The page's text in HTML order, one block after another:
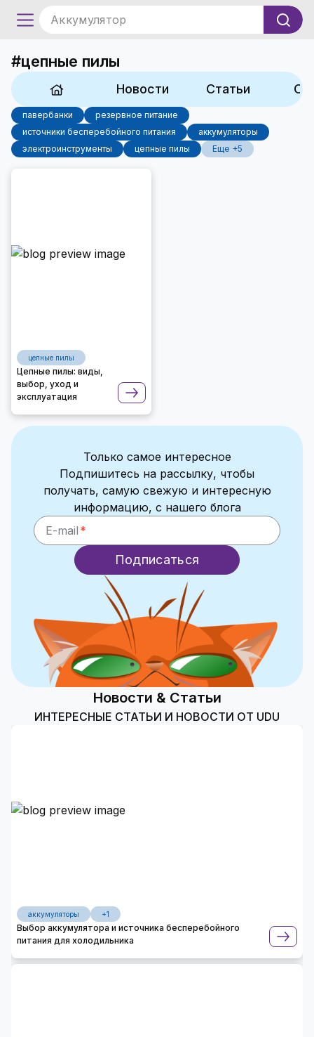
Аккумулятор
#цепные пилы
Новости Статьи
павербанки
резервное питание
источники бесперебойного питания
аккумуляторы
электроинструменты
цепные пилы Еще +5
цепные пилы
Цепные пилы: виды,
выбор, уход и
эксплуатация
Только самое интересное
Подпишитесь на рассылку, чтобы
получать, самую свежую и интересную
информацию, с нашего блога
E-mail
Подписаться
Новости & Статьи
ИНТЕРЕСНЫЕ СТАТЬИ И НОВОСТИ ОТ UDU
аккумуляторы +1
Выбор аккумулятора и источника бесперебойного
питания для холодильника